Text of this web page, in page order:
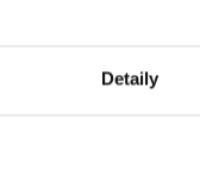
Detaily
★★★★★